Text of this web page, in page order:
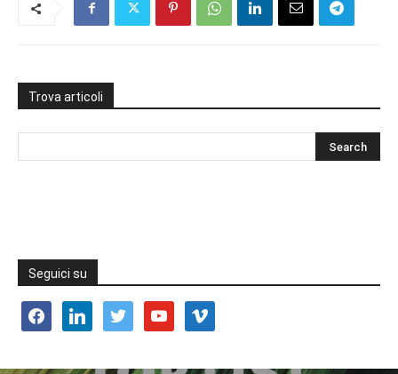
Trova articoli
Seguici su
facebooklinkedin twitter youtube vimeo